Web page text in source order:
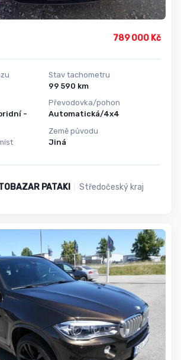
789 000 Kč
-
Stav tachometru
99 590 km
Převodovka/pohon
Automatická/4x4
Země původu
Jiná
PATAKI Středočeský kraj